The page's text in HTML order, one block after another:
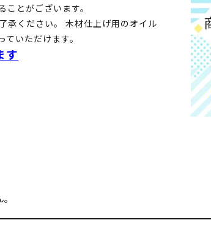
とがございます。
承ください。 木材仕上げ用のオイル
いただけます。
す